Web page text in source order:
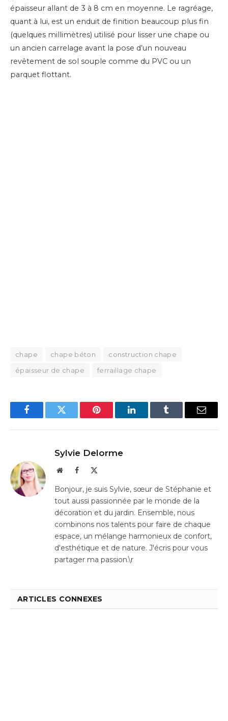
épaisseur allant de 3 à 8 cm en moyenne. Le ragréage,
quant à lui, est un enduit de finition beaucoup plus fin
(quelques millimètres) utilisé pour lisser une chape ou
un ancien carrelage avant la pose d’un nouveau
revêtement de sol souple comme du PVC ou un
parquet flottant.
chape chape béton
construction chape
épaisseur de chape
ferraillage chape
FacebookTwitter Pinterest LinkedInTumblr Email
Sylvie Delorme
WebsiteFacebook
Bonjour, je suis Sylvie, sœur de Stéphanie et
tout aussi passionnée par le monde de la
décoration et du jardin. Ensemble, nous
combinons nos talents pour faire de chaque
espace, un mélange harmonieux de confort,
d'esthétique et de nature. J'écris pour vous
partager ma passion.\r
ARTICLES CONNEXES